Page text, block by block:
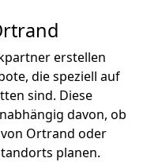
erstellen
die speziell auf
sind. Diese
davon, ob
Ortrand oder
planen.